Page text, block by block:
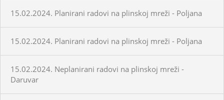
15.02.2024. Planirani radovi na plinskoj mreži - Poljana
15.02.2024. Planirani radovi na plinskoj mreži - Poljana
15.02.2024. Neplanirani radovi na plinskoj mreži -
Daruvar